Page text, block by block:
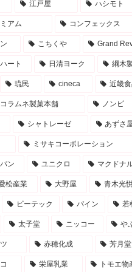
江戸屋 ハシモト
アム コンフェックス
こちくや Grand
ート 日清ヨーク 綱木
琉民 cineca 近畿
ラムネ製菓本舗 ノンピ
シャトレーゼ あずさ
ミサキコーポレーション
ン ユニクロ マクドナ
松産業 大野屋 青木光
ビーテック パイン 若
太子堂 ニッコー や
赤穂化成 芳月堂
栄屋乳業 トモエ物